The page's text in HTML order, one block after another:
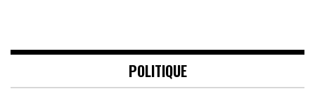
POLITIQUE